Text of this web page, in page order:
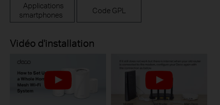
Applications
smartphones
Code GPL
Vidéo d'installation